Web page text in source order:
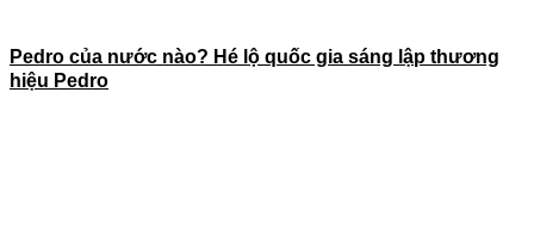
Pedro của nước nào? Hé lộ quốc gia sáng lập thương
hiệu Pedro